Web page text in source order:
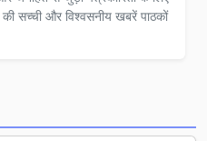
की सच्ची और विश्वसनीय खबरें पाठकों